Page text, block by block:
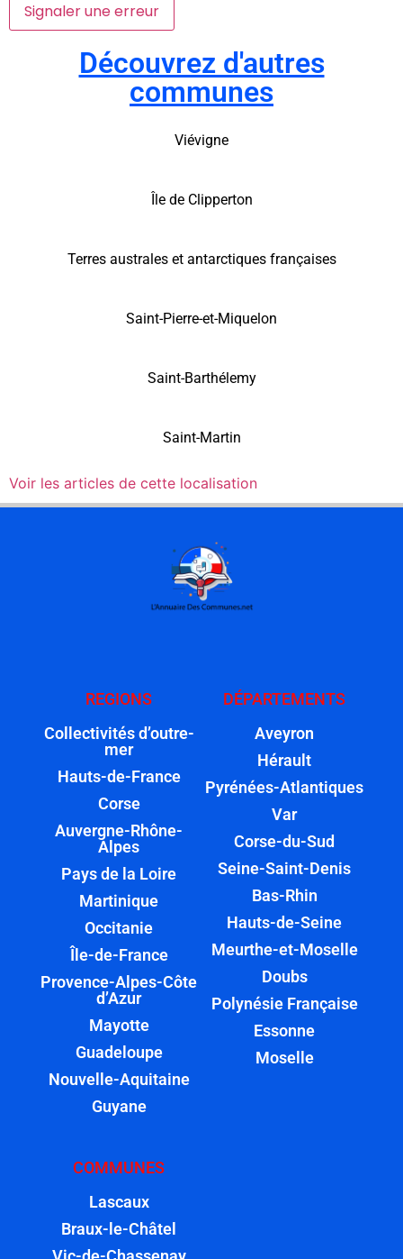
Signaler une erreur
Découvrez d'autres
communes
Viévigne
Île de Clipperton
Terres australes et antarctiques françaises
Saint-Pierre-et-Miquelon
Saint-Barthélemy
Saint-Martin
Voir les articles de cette localisation
REGIONS
Collectivités d’outre-
mer
Hauts-de-France
Corse
Auvergne-Rhône-
Alpes
Pays de la Loire
Martinique
Occitanie
Île-de-France
Provence-Alpes-Côte
d’Azur
Mayotte
Guadeloupe
Nouvelle-Aquitaine
Guyane
DÉPARTEMENTS
Aveyron
Hérault
Pyrénées-Atlantiques
Var
Corse-du-Sud
Seine-Saint-Denis
Bas-Rhin
Hauts-de-Seine
Meurthe-et-Moselle
Doubs
Polynésie Française
Essonne
Moselle
COMMUNES
Lascaux
Braux-le-Châtel